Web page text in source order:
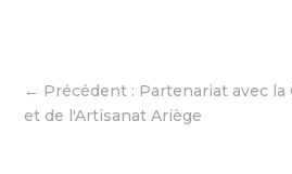
← Précédent : Partenariat avec
et de l'Artisanat Ariège